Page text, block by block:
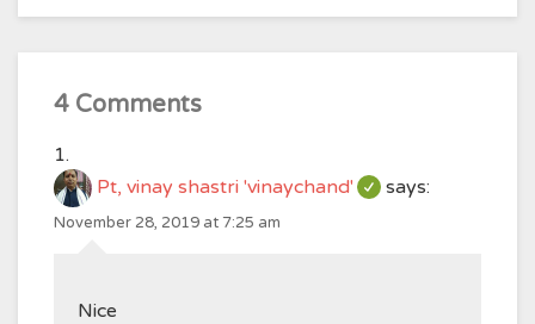
4 Comments
Pt, vinay shastri 'vinaychand' says:
November 28, 2019 at 7:25 am
Nice